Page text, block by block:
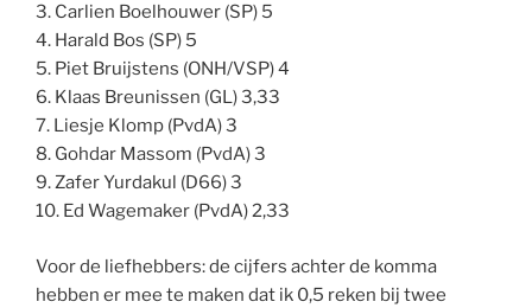
3. Carlien Boelhouwer (SP) 5
4. Harald Bos (SP) 5
5. Piet Bruijstens (ONH/VSP) 4
6. Klaas Breunissen (GL) 3,33
7. Liesje Klomp (PvdA) 3
8. Gohdar Massom (PvdA) 3
9. Zafer Yurdakul (D66) 3
10. Ed Wagemaker (PvdA) 2,33
Voor de liefhebbers: de cijfers achter de komma
hebben er mee te maken dat ik 0,5 reken bij twee